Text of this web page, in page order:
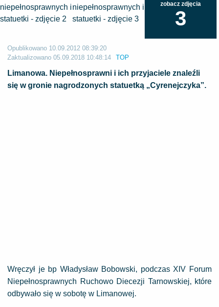
zobacz zdjęcia
3
Opublikowano 10.09.2012 08:39:20
Zaktualizowano 05.09.2018 10:48:14 TOP
Limanowa. Niepełnosprawni i ich przyjaciele znaleźli
się w gronie nagrodzonych statuetką „Cyrenejczyka”.
Wręczył je bp Władysław Bobowski, podczas XIV Forum
Niepełnosprawnych Ruchowo Diecezji Tarnowskiej, które
odbywało się w sobotę w Limanowej.